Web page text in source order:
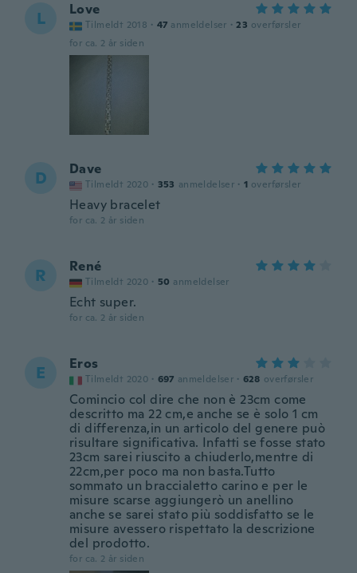
L Love
Tilmeldt 2018 · 47 anmeldelser · 23 overførsler
for ca. 2 år siden
D Dave
Tilmeldt 2020 · 353 anmeldelser · 1 overførsler
Heavy bracelet
for ca. 2 år siden
R René
Tilmeldt 2020 · 50 anmeldelser
Echt super.
for ca. 2 år siden
E Eros
Tilmeldt 2020 · 697 anmeldelser · 628 overførsler
Comincio col dire che non è 23cm come
descritto ma 22 cm,e anche se è solo 1 cm
di differenza,in un articolo del genere può
risultare significativa. Infatti se fosse stato
23cm sarei riuscito a chiuderlo,mentre di
22cm,per poco ma non basta.Tutto
sommato un braccialetto carino e per le
misure scarse aggiungerò un anellino
anche se sarei stato più soddisfatto se le
misure avessero rispettato la descrizione
del prodotto.
for ca. 2 år siden